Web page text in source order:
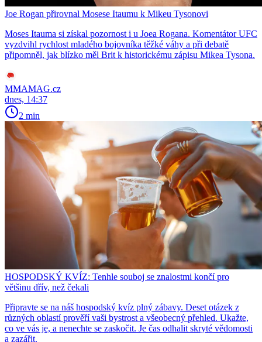
Joe Rogan přirovnal Mosese Itaumu k Mikeu Tysonovi
Moses Itauma si získal pozornost i u Joea Rogana. Komentátor UFC
vyzdvihl rychlost mladého bojovníka těžké váhy a při debatě
připomněl, jak blízko měl Brit k historickému zápisu Mikea Tysona.
MMAMAG.cz
dnes, 14:37
2 min
HOSPODSKÝ KVÍZ: Tenhle souboj se znalostmi končí pro
většinu dřív, než čekali
Připravte se na náš hospodský kvíz plný zábavy. Deset otázek z
různých oblastí prověří vaši bystrost a všeobecný přehled. Ukažte,
co ve vás je, a nenechte se zaskočit. Je čas odhalit skryté vědomosti
a zazářit.